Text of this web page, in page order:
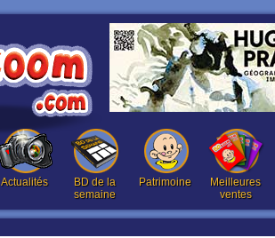
Actualités
BD de la
semaine
Patrimoine
Meilleures
ventes